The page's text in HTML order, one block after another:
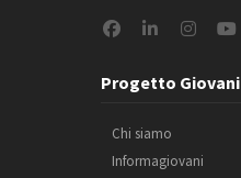
Progetto Giovani
Chi siamo
Informagiovani